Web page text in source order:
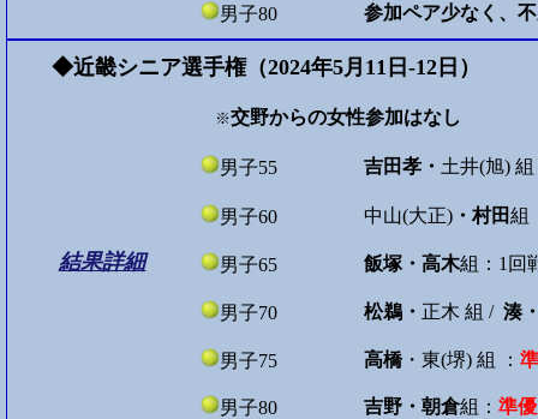
男子80 参加ペア少なく、
◆近畿シニア選手権（2024年5月11日-12日）
結果詳細
※交野からの女性参加はなし
男子55 吉田孝・ 土井(旭)
男子60 中山(大正) ・村田組
男子65 飯塚・高木組：1回
男子70 松鵜・ 正木 組 / 湊
男子75 高橋・東(堺) 組 ：
男子80 吉野・朝倉組： 準